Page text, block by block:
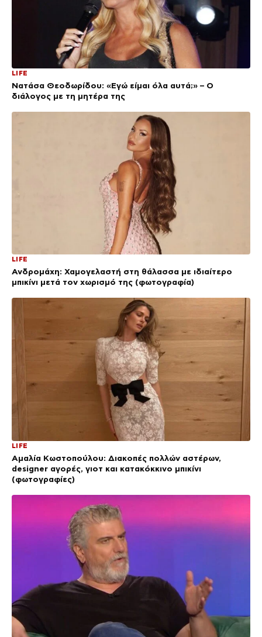
LIFE
Νατάσα Θεοδωρίδου: «Εγώ είμαι όλα αυτά;» – Ο
διάλογος με τη μητέρα της
LIFE
Ανδρομάχη: Χαμογελαστή στη θάλασσα με ιδιαίτερο
μπικίνι μετά τον χωρισμό της (φωτογραφία)
LIFE
Αμαλία Κωστοπούλου: Διακοπές πολλών αστέρων,
designer αγορές, γιοτ και κατακόκκινο μπικίνι
(φωτογραφίες)